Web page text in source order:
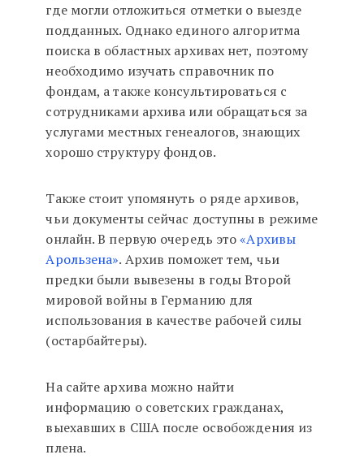
где могли отложиться отметки о выезде
подданных. Однако единого алгоритма
поиска в областных архивах нет, поэтому
необходимо изучать справочник по
фондам, а также консультироваться с
сотрудниками архива или обращаться за
услугами местных генеалогов, знающих
хорошо структуру фондов.
Также стоит упомянуть о ряде архивов,
чьи документы сейчас доступны в режиме
онлайн. В первую очередь это«Архивы
Арользена». Архив поможет тем, чьи
предки были вывезены в годы Второй
мировой войны в Германию для
использования в качестве рабочей силы
(остарбайтеры).
На сайте архива можно найти
информацию о советских гражданах,
выехавших в США после освобождения из
плена.